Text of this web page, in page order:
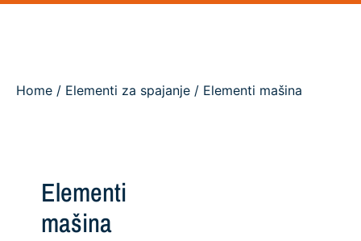
Home / Elementi za spajanje / Elementi mašina
Elementi
mašina